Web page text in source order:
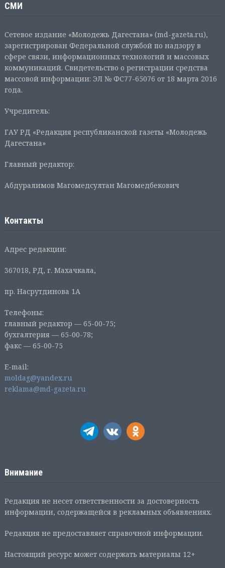
СМИ
Сетевое издание «Молодежь Дагестана» (md-gazeta.ru),
зарегистрирован Федеральной службой по надзору в
сфере связи, информационных технологий и массовых
коммуникаций. Свидетельство о регистрации средства
массовой информации: ЭЛ № ФС77-65076 от 18 марта 2016
года.
Учредитель:
ГАУ РД «Редакция республиканской газеты «Молодежь
Дагестана»
Главный редактор:
Абдуралимов Магомедсултан Магомедбекович
Контакты
Адрес редакции:
367018, РД, г. Махачкала,
пр. Насрутдинова 1А
Телефоны:
главный редактор — 65-00-75;
бухгалтерия — 65-00-78;
факс — 65-00-75
E-mail:
moldag@yandex.ru
reklama@md-gazeta.ru
Внимание
Редакция не несет ответственности за достоверность
информации, содержащейся в рекламных объявлениях.
Редакция не предоставляет справочной информации.
Настоящий ресурс может содержать материалы 12+